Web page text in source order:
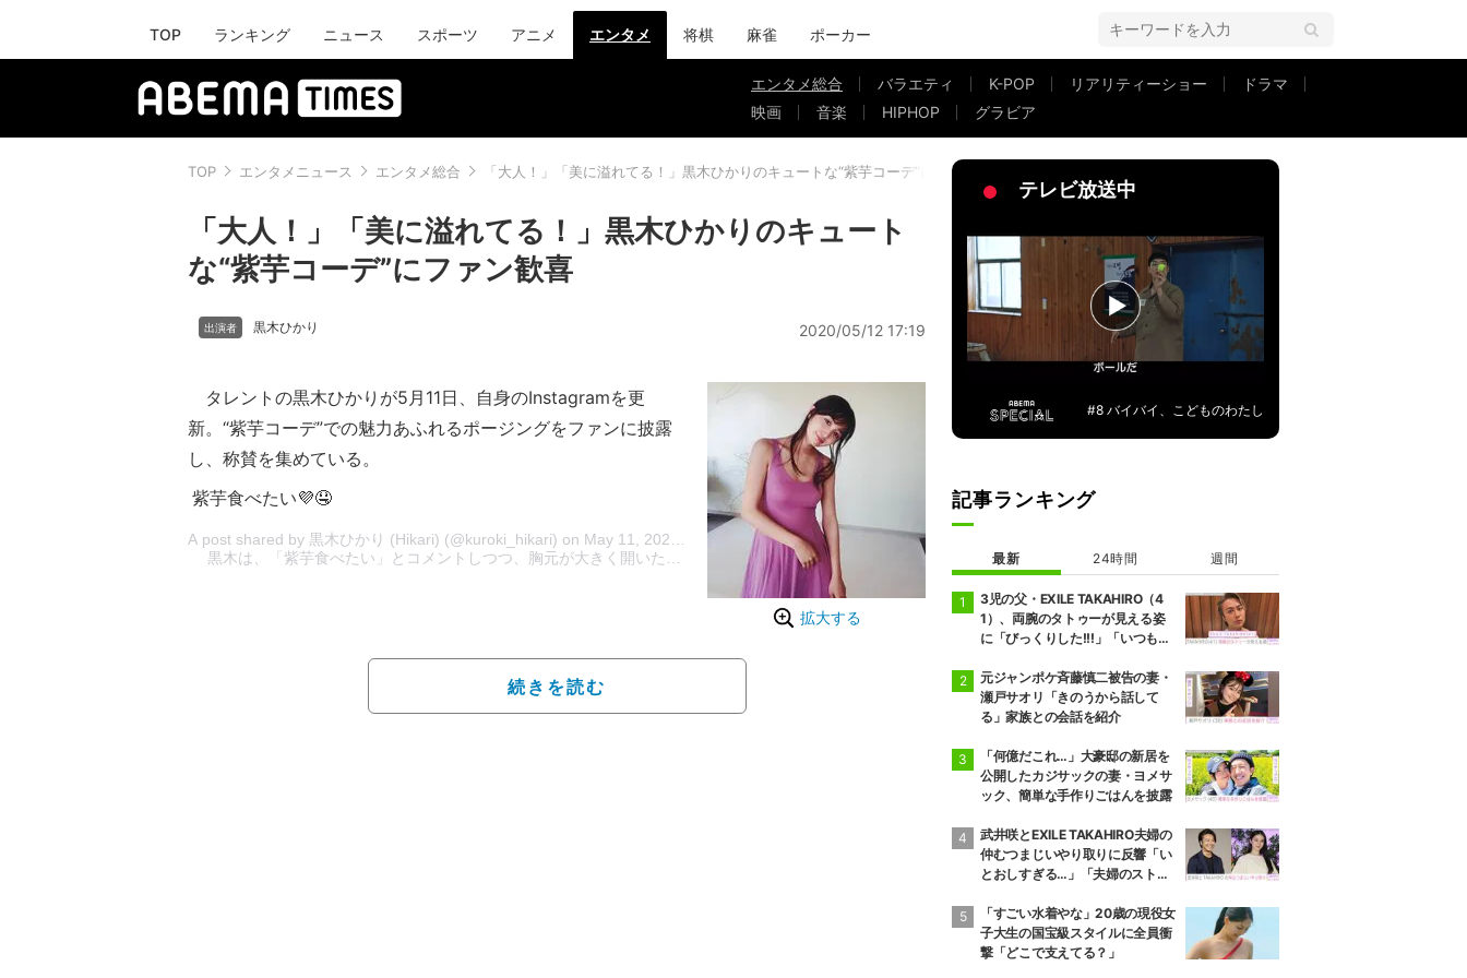
TOP ランキング ニュース スポーツ アニメ エンタメ 将棋 麻雀 ポーカー
エンタメ総合 バラエティ K-POP リアリティーショー
ドラマ
映画
音楽 HIPHOP グラビア
TOP エンタメニュース エンタメ総合 「大人！」「美に溢れてる！」黒木ひかりのキュートな“紫芋コーデ”にファン歓喜
「大人！」「美に溢れてる！」黒木ひかりのキュート
な“紫芋コーデ”にファン歓喜
黒木ひかり 2020/05/12 17:19
拡大する
タレントの黒木ひかりが5月11日、自身のInstagramを更
新。“紫芋コーデ”での魅力あふれるポージングをファンに披露
し、称賛を集めている。
紫芋食べたい💜🤤
A post shared by 黒木ひかり (Hikari) (@kuroki_hikari) on May 11, 2020 at 3:34am PDT
黒木は、「紫芋食べたい」とコメントしつつ、胸元が大きく開いた紫芋を彷彿とさせるパープルのドレス装に身をつけての立ち姿を画像で公開。その画像の中で黒木は、大人っぽい
続きを読む
テレビ放送中
#8 バイバイ、こどものわたし
記事ランキング
最新 24時間 週間
3児の父・EXILE TAKAHIRO（4
1）、両腕のタトゥーが見える姿
に「びっくりした!!!」「いつもと
の反響
元ジャンポケ斉藤慎二被告の妻・
瀬戸サオリ「きのうから話して
る」家族との会話を紹介
「何億だこれ…」大豪邸の新居を
公開したカジサックの妻・ヨメサ
ック、簡単な手作りごはんを披露
武井咲とEXILE TAKAHIRO夫婦の
仲むつまじいやり取りに反響「い
とおしすぎる…」「夫婦のストー
「すごい水着やな」20歳の現役女
子大生の国宝級スタイルに全員衝
撃「どこで支えてる？」